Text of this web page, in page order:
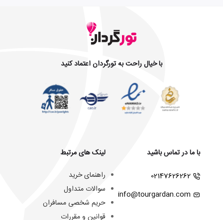
با خیال راحت به تورگردان اعتماد کنید
با ما در تماس باشید
02147626262
info@tourgardan.com
لینک های مرتبط
راهنمای خرید
سوالات متداول
حریم شخصی مسافران
قوانین و مقررات